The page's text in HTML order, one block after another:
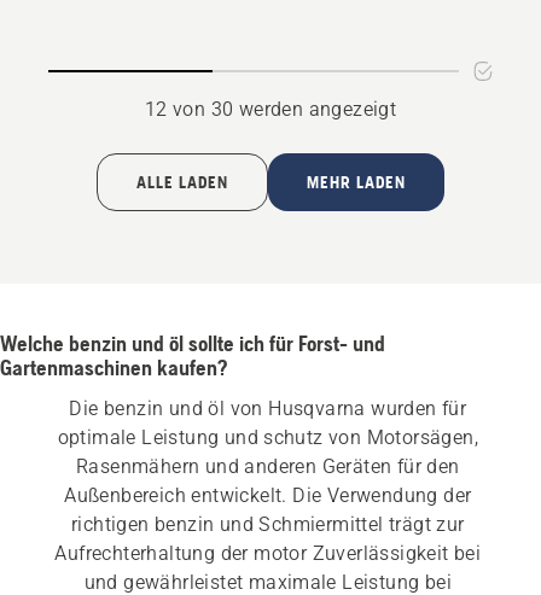
12 von 30 werden angezeigt
ALLE LADEN MEHR LADEN
Welche benzin und öl sollte ich für Forst- und
Gartenmaschinen kaufen?
Die benzin und öl von Husqvarna wurden für
optimale Leistung und schutz von Motorsägen,
Rasenmähern und anderen Geräten für den
Außenbereich entwickelt. Die Verwendung der
richtigen benzin und Schmiermittel trägt zur
Aufrechterhaltung der motor Zuverlässigkeit bei
und gewährleistet maximale Leistung bei